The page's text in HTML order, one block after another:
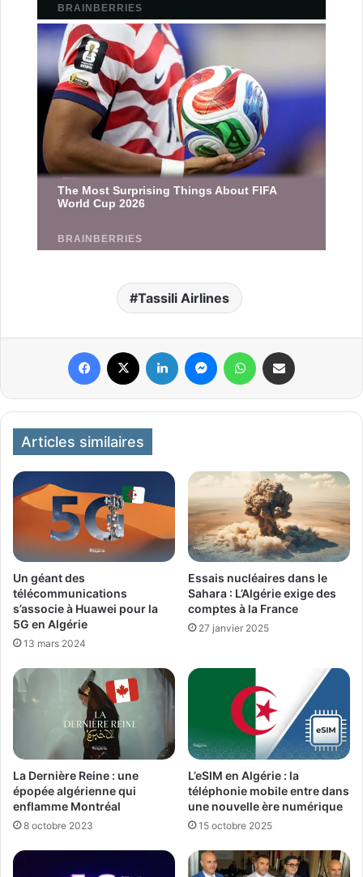
Tassili Airlines
Articles similaires
Un géant des
télécommunications
s’associe à Huawei pour la
5G en Algérie
13 mars 2024
Essais nucléaires dans le
Sahara : L’Algérie exige des
comptes à la France
27 janvier 2025
La Dernière Reine : une
épopée algérienne qui
enflamme Montréal
8 octobre 2023
L’eSIM en Algérie : la
téléphonie mobile entre dans
une nouvelle ère numérique
15 octobre 2025